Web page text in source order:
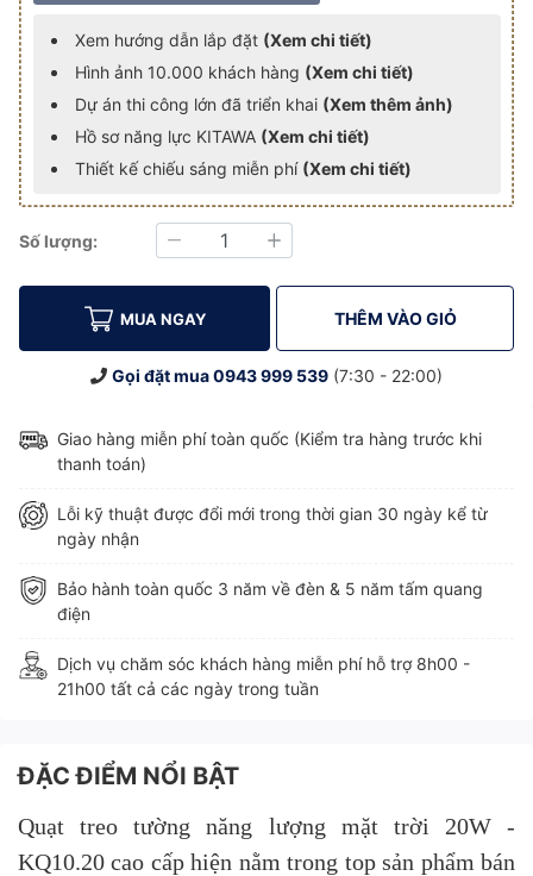
Xem hướng dẫn lắp đặt (Xem chi tiết)
Hình ảnh 10.000 khách hàng (Xem chi tiết)
Dự án thi công lớn đã triển khai (Xem thêm ảnh)
Hồ sơ năng lực KITAWA (Xem chi tiết)
Thiết kế chiếu sáng miễn phí (Xem chi tiết)
Số lượng:
Giảm Tăng
MUA NGAY THÊM VÀO GIỎ
Gọi đặt mua0943 999 539 (7:30 - 22:00)
Giao hàng miễn phí toàn quốc (Kiểm tra hàng trước khi
thanh toán)
Lỗi kỹ thuật được đổi mới trong thời gian 30 ngày kể từ
ngày nhận
Bảo hành toàn quốc 3 năm về đèn & 5 năm tấm quang
điện
Dịch vụ chăm sóc khách hàng miễn phí hỗ trợ 8h00 -
21h00 tất cả các ngày trong tuần
ĐẶC ĐIỂM NỔI BẬT
Quạt treo tường năng lượng mặt trời 20W -
KQ10.20 cao cấp hiện nằm trong top sản phẩm bán